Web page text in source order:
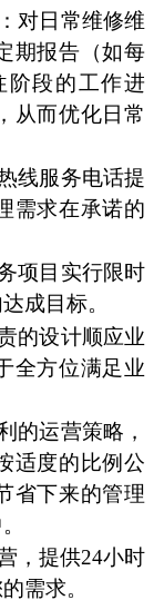
对日常维修维
期报告（如每
阶段的工作进
从而优化日常
线服务电话提
需求在承诺的
项目实行限时
成目标。
的设计顺应业
全方位满足业
的运营策略，
适度的比例公
省下来的管理
，提供24小时
需求。